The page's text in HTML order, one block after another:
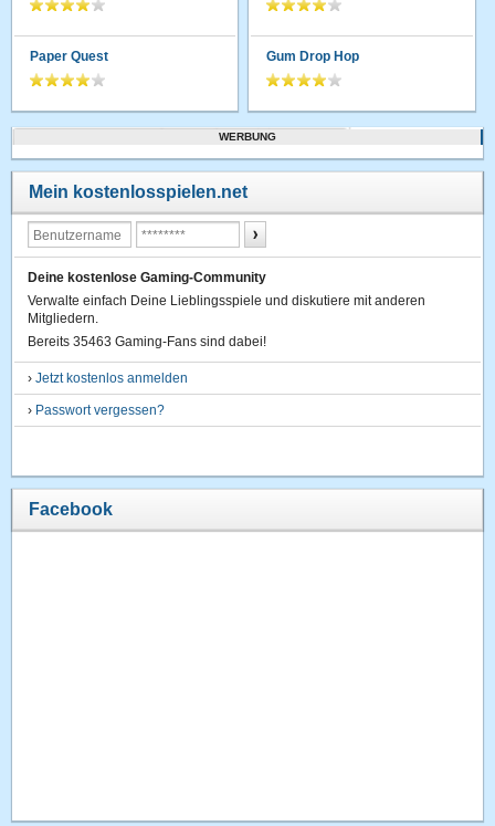
Paper Quest Gum Drop Hop
WERBUNG
Mein kostenlosspielen.net
Deine kostenlose Gaming-Community
Verwalte einfach Deine Lieblingsspiele und diskutiere mit anderen
Mitgliedern.
Bereits 35463 Gaming-Fans sind dabei!
›Jetzt kostenlos anmelden
› Passwort vergessen?
Facebook